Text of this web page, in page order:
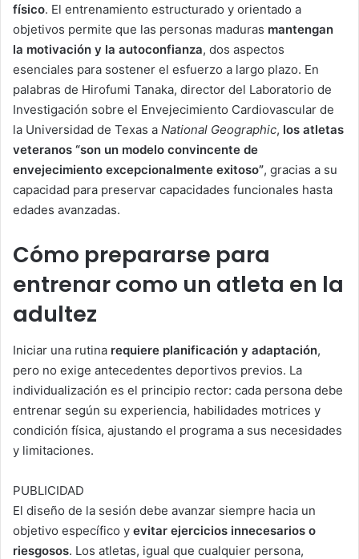
físico. El entrenamiento estructurado y orientado a
objetivos permite que las personas maduras mantengan
la motivación y la autoconfianza, dos aspectos
esenciales para sostener el esfuerzo a largo plazo. En
palabras de Hirofumi Tanaka, director del Laboratorio de
Investigación sobre el Envejecimiento Cardiovascular de
la Universidad de Texas a National Geographic, los atletas
veteranos “son un modelo convincente de
envejecimiento excepcionalmente exitoso”, gracias a su
capacidad para preservar capacidades funcionales hasta
edades avanzadas.
Cómo prepararse para
entrenar como un atleta en la
adultez
Iniciar una rutina requiere planificación y adaptación,
pero no exige antecedentes deportivos previos. La
individualización es el principio rector: cada persona debe
entrenar según su experiencia, habilidades motrices y
condición física, ajustando el programa a sus necesidades
y limitaciones.
PUBLICIDAD
El diseño de la sesión debe avanzar siempre hacia un
objetivo específico y evitar ejercicios innecesarios o
riesgosos. Los atletas, igual que cualquier persona,